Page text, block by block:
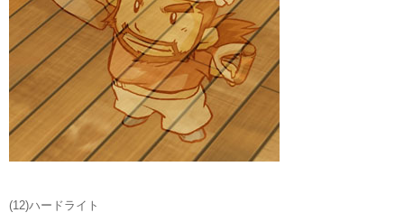
(12)ハードライト